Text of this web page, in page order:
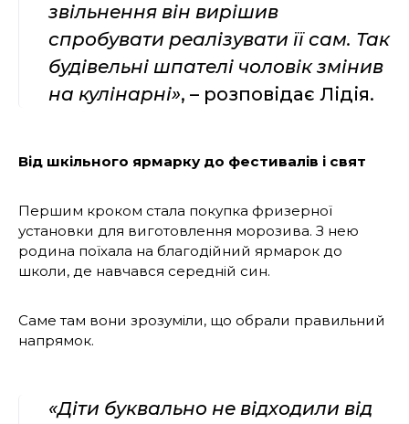
звільнення він вирішив
спробувати реалізувати її сам. Так
будівельні шпателі чоловік змінив
на кулінарні», – розповідає Лідія.
Від шкільного ярмарку до фестивалів і свят
Першим кроком стала покупка фризерної
установки для виготовлення морозива. З нею
родина поїхала на благодійний ярмарок до
школи, де навчався середній син.
Саме там вони зрозуміли, що обрали правильний
напрямок.
«Діти буквально не відходили від